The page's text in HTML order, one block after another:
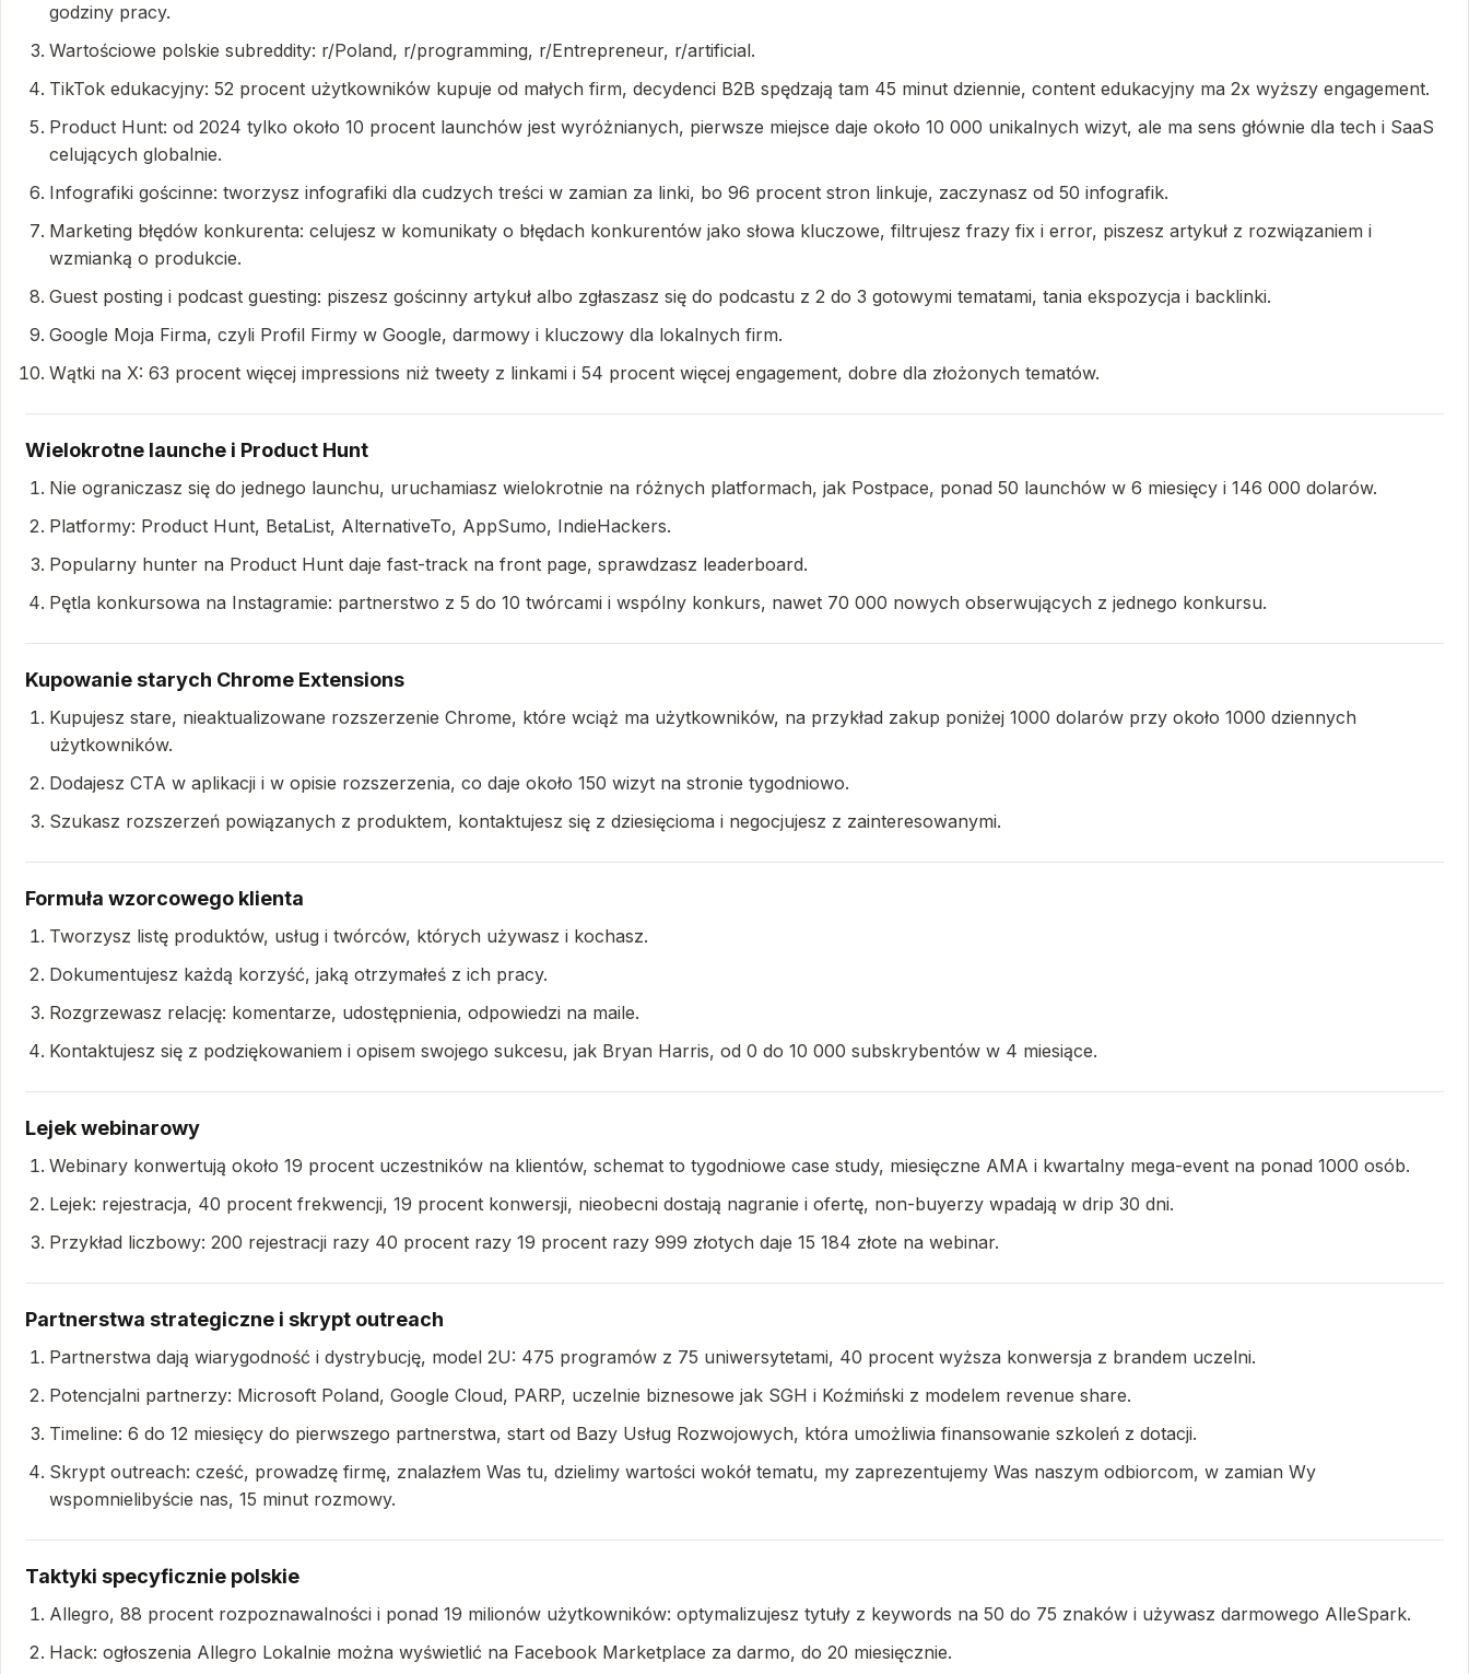
godziny pracy.
Wartościowe polskie subreddity: r/Poland, r/programming, r/Entrepreneur, r/artificial.
TikTok edukacyjny: 52 procent użytkowników kupuje od małych firm, decydenci B2B spędzają tam 45 minut dziennie, content edukacyjny ma 2x wyższy engagement.
Product Hunt: od 2024 tylko około 10 procent launchów jest wyróżnianych, pierwsze miejsce daje około 10 000 unikalnych wizyt, ale ma sens głównie dla tech i SaaS
celujących globalnie.
Infografiki gościnne: tworzysz infografiki dla cudzych treści w zamian za linki, bo 96 procent stron linkuje, zaczynasz od 50 infografik.
Marketing błędów konkurenta: celujesz w komunikaty o błędach konkurentów jako słowa kluczowe, filtrujesz frazy fix i error, piszesz artykuł z rozwiązaniem i
wzmianką o produkcie.
Guest posting i podcast guesting: piszesz gościnny artykuł albo zgłaszasz się do podcastu z 2 do 3 gotowymi tematami, tania ekspozycja i backlinki.
Google Moja Firma, czyli Profil Firmy w Google, darmowy i kluczowy dla lokalnych firm.
Wątki na X: 63 procent więcej impressions niż tweety z linkami i 54 procent więcej engagement, dobre dla złożonych tematów.
Wielokrotne launche i Product Hunt
Nie ograniczasz się do jednego launchu, uruchamiasz wielokrotnie na różnych platformach, jak Postpace, ponad 50 launchów w 6 miesięcy i 146 000 dolarów.
Platformy: Product Hunt, BetaList, AlternativeTo, AppSumo, IndieHackers.
Popularny hunter na Product Hunt daje fast-track na front page, sprawdzasz leaderboard.
Pętla konkursowa na Instagramie: partnerstwo z 5 do 10 twórcami i wspólny konkurs, nawet 70 000 nowych obserwujących z jednego konkursu.
Kupowanie starych Chrome Extensions
Kupujesz stare, nieaktualizowane rozszerzenie Chrome, które wciąż ma użytkowników, na przykład zakup poniżej 1000 dolarów przy około 1000 dziennych
użytkowników.
Dodajesz CTA w aplikacji i w opisie rozszerzenia, co daje około 150 wizyt na stronie tygodniowo.
Szukasz rozszerzeń powiązanych z produktem, kontaktujesz się z dziesięcioma i negocjujesz z zainteresowanymi.
Formuła wzorcowego klienta
Tworzysz listę produktów, usług i twórców, których używasz i kochasz.
Dokumentujesz każdą korzyść, jaką otrzymałeś z ich pracy.
Rozgrzewasz relację: komentarze, udostępnienia, odpowiedzi na maile.
Kontaktujesz się z podziękowaniem i opisem swojego sukcesu, jak Bryan Harris, od 0 do 10 000 subskrybentów w 4 miesiące.
Lejek webinarowy
Webinary konwertują około 19 procent uczestników na klientów, schemat to tygodniowe case study, miesięczne AMA i kwartalny mega-event na ponad 1000 osób.
Lejek: rejestracja, 40 procent frekwencji, 19 procent konwersji, nieobecni dostają nagranie i ofertę, non-buyerzy wpadają w drip 30 dni.
Przykład liczbowy: 200 rejestracji razy 40 procent razy 19 procent razy 999 złotych daje 15 184 złote na webinar.
Partnerstwa strategiczne i skrypt outreach
Partnerstwa dają wiarygodność i dystrybucję, model 2U: 475 programów z 75 uniwersytetami, 40 procent wyższa konwersja z brandem uczelni.
Potencjalni partnerzy: Microsoft Poland, Google Cloud, PARP, uczelnie biznesowe jak SGH i Koźmiński z modelem revenue share.
Timeline: 6 do 12 miesięcy do pierwszego partnerstwa, start od Bazy Usług Rozwojowych, która umożliwia finansowanie szkoleń z dotacji.
Skrypt outreach: cześć, prowadzę firmę, znalazłem Was tu, dzielimy wartości wokół tematu, my zaprezentujemy Was naszym odbiorcom, w zamian Wy
wspomnielibyście nas, 15 minut rozmowy.
Taktyki specyficznie polskie
Allegro, 88 procent rozpoznawalności i ponad 19 milionów użytkowników: optymalizujesz tytuły z keywords na 50 do 75 znaków i używasz darmowego AlleSpark.
Hack: ogłoszenia Allegro Lokalnie można wyświetlić na Facebook Marketplace za darmo, do 20 miesięcznie.